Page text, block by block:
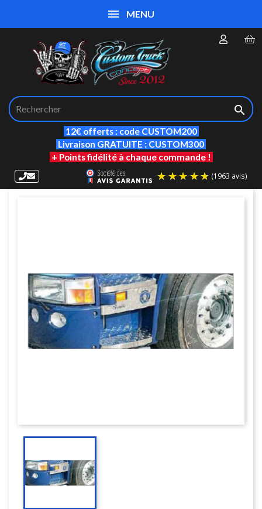

12€ offerts : code CUSTOM200
Livraison GRATUITE : CUSTOM300
+ Points fidélité à chaque commande !
MENU